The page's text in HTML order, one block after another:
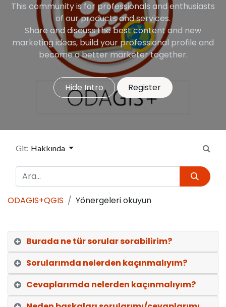
This community is for professionals and enthusiasts
of our products and services.
Share and discuss the best content and new
marketing ideas, build your professional profile and
become a better marketer together.
Hide Intro Register
Git: Hakkında
ODAGIS+QGIS Yönergeleri okuyun
Burada ne tür sorular sorabilirim?
Sorularımda nelerden kaçınmalıyım?
Cevaplarımda nelerden kaçınmalıyım?